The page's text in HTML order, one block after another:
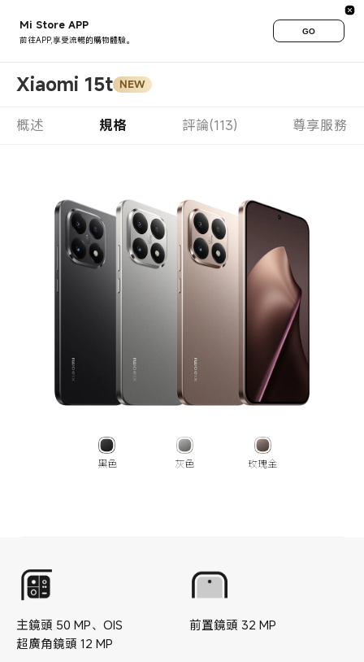
Mi Store APP
前往APP,享受流暢的購物體驗。
GO
Xiaomi 15t NEW
概述 規格 評論(113) 尊享服務
黑色 灰色 玫瑰金
主鏡頭 50 MP、 OIS
超廣角鏡頭 12 MP
前置鏡頭 32 MP